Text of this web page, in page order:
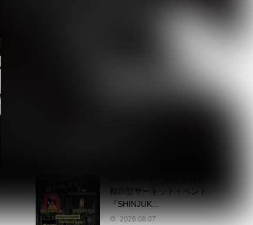
都市型サーキットイベント
『SHINJUK...
2026.08.07